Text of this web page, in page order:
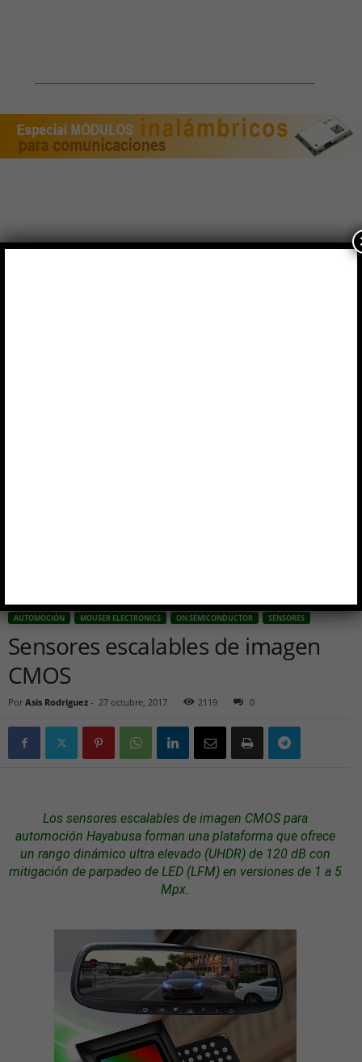
AUTOMOCIÓN MOUSER ELECTRONICS ON SEMICONDUCTOR SENSORES
Sensores escalables de imagen
CMOS
Por Asis Rodriguez - 27 octubre, 2017 2119 0
Los sensores escalables de imagen CMOS para
automoción Hayabusa forman una plataforma que ofrece
un rango dinámico ultra elevado (UHDR) de 120 dB con
mitigación de parpadeo de LED(LFM) en versiones de 1 a 5
Mpx.